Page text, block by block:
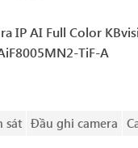
IP AI Full Color
TiF-A
sát Đầu ghi camera